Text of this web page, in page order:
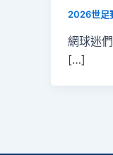
2026世足
網球迷
[…]